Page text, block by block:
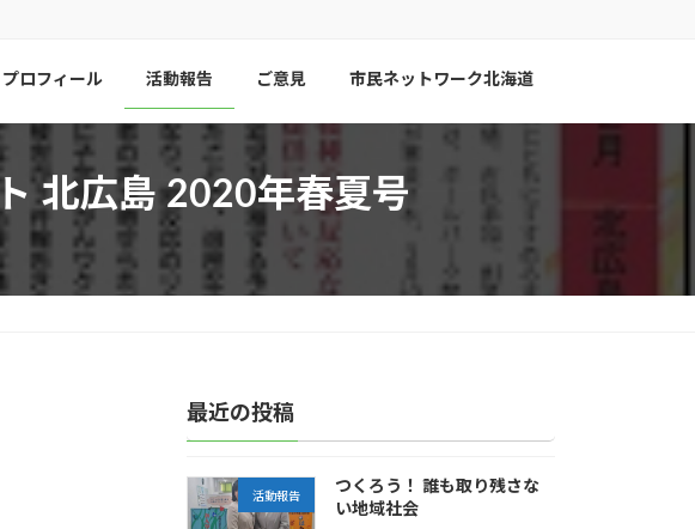
プロフィール 活動報告 ご意見 市民ネットワーク北海道
北広島 2020年春夏号
最近の投稿
活動報告
つくろう！ 誰も取り残さな
い地域社会